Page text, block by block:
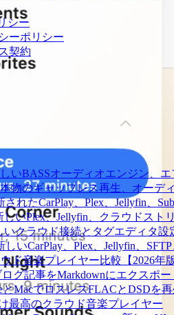
シー
ーポリシー
契約
しいBASSオーディオエンジン、
本物のギャップレス再生、オー
されたCarPlay、Plex、Jellyfin、
しいPlex、Jellyfin、クラウドス
いクラウド接続とタグエディタ設
しいCarPlay、Plex、Jellyfin、
ド音楽プレイヤー比較【2026年
グ記事をMarkdownにエクスポー
とMacでロスレスFLACとDSDを
最高のクラウド音楽プレイヤー